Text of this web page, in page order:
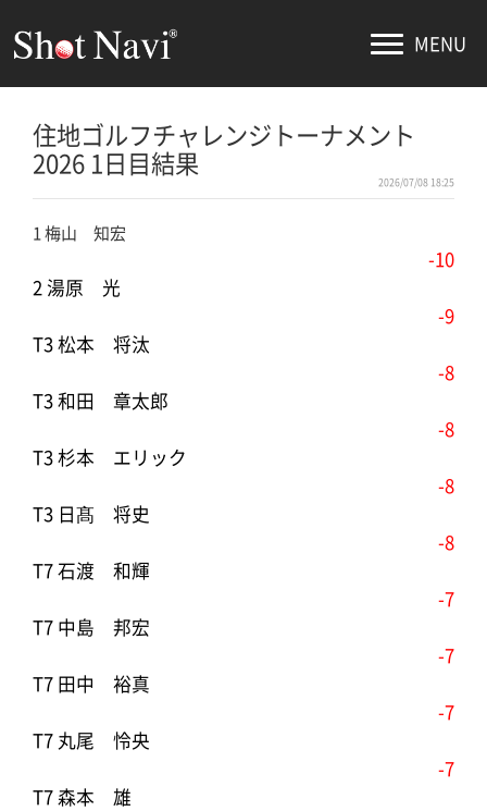
MENU
住地ゴルフチャレンジトーナメント
2026 1日目結果
2026/07/08 18:25
1 梅山 知宏
-10
2 湯原 光
-9
T3 松本 将汰
-8
T3 和田 章太郎
-8
T3 杉本 エリック
-8
T3 日髙 将史
-8
T7 石渡 和輝
-7
T7 中島 邦宏
-7
T7 田中 裕真
-7
T7 丸尾 怜央
-7
T7 森本 雄